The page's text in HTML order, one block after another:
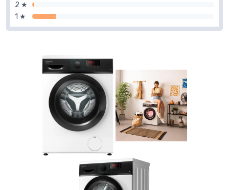
2 ★
1 ★